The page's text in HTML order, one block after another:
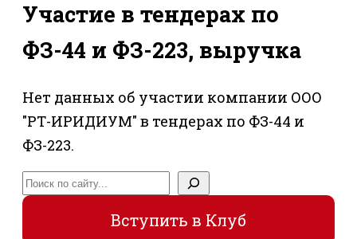
Участие в тендерах по
ФЗ-44 и ФЗ-223, выручка
Нет данных об участии компании ООО
"РТ-ИРИДИУМ" в тендерах по ФЗ-44 и
ФЗ-223.
Поиск
Вступить в Клуб